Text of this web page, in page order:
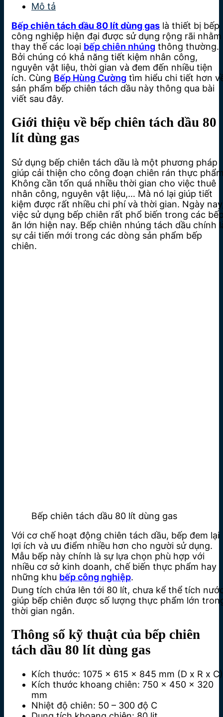
Mô tả
Bếp chiên tách dầu 80 lít dùng gas là thiết bị bếp
công nghiệp hiện đại được sử dụng rộng rãi nhằm
thay thế các loại bếp chiên nhúng thông thường.
Bởi chúng có khả năng tiết kiệm nhân công,
nguyên vật liệu, thời gian và đem đến nhiều tiện
ích. Cùng Bếp Hùng Cường tìm hiểu chi tiết hơn
sản phẩm bếp chiên tách dầu này thông qua bài
viết sau đây.
Giới thiệu về bếp chiên tách dầu 80
lít dùng gas
Sử dụng bếp chiên tách dầu là một phương pháp
giúp cải thiện cho công đoạn chiên rán thực
Không cần tốn quá nhiều thời gian cho việc thuê
nhân công, nguyên vật liệu,… Mà nó lại giúp tiết
kiệm được rất nhiều chi phí và thời gian. Ngày
việc sử dụng bếp chiên rất phổ biến trong các
ăn lớn hiện nay. Bếp chiên nhúng tách dầu chính
sự cải tiến mới trong các dòng sản phẩm bếp
chiên.
Bếp chiên tách dầu 80 lít dùng gas
Với cơ chế hoạt động chiên tách dầu, bếp đem lại
lợi ích và ưu điểm nhiều hơn cho người sử dụng.
Mẫu bếp này chính là sự lựa chọn phù hợp với
nhiều cơ sở kinh doanh, chế biến thực phẩm hay
những khu bếp công nghiệp.
Dung tích chứa lên tới 80 lít, chưa kể thể tích
giúp bếp chiên được số lượng thực phẩm lớn
thời gian ngắn.
Thông số kỹ thuật của bếp chiên
tách dầu 80 lít dùng gas
Kích thước: 1075 x 615 x 845 mm (D x R x C)
Kích thước khoang chiên: 750 x 450 x 320
mm
Nhiệt độ chiên: 50 – 300 độ C